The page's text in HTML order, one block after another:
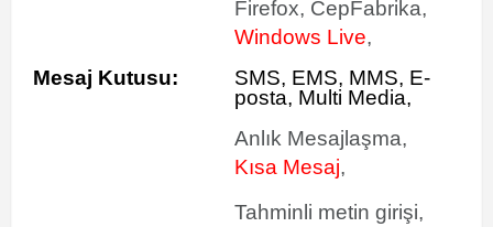
Firefox, CepFabrika,
Windows Live,
Mesaj Kutusu:
SMS, EMS, MMS, E-
posta, Multi Media,
Anlık Mesajlaşma,
Kısa Mesaj,
Tahminli metin girişi,